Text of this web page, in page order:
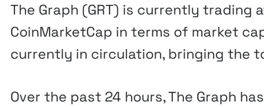
The Graph (GRT) is currently trading
CoinMarketCap in terms of market
currently in circulation, bringing the
Over the past 24 hours, The Graph